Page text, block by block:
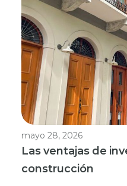
mayo 28, 2026
Las ventajas de
construcción